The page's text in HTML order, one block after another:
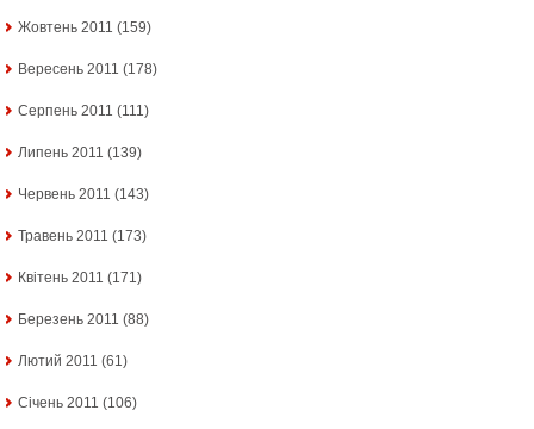
Жовтень 2011 (159)
Вересень 2011 (178)
Серпень 2011 (111)
Липень 2011 (139)
Червень 2011 (143)
Травень 2011 (173)
Квітень 2011 (171)
Березень 2011 (88)
Лютий 2011 (61)
Січень 2011 (106)